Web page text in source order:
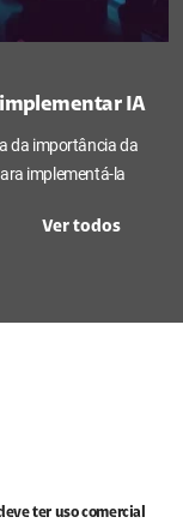
IA
da importância da
implementá-la
Ver todos
ter uso comercial